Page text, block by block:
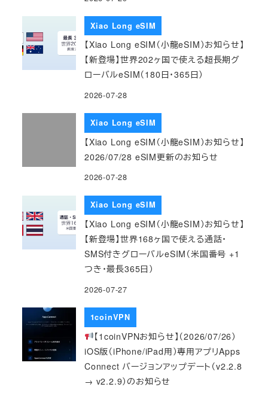
Xiao Long eSIM
【Xiao Long eSIM（小龍eSIM）お知らせ】
【新登場】世界202ヶ国で使える超長期グ
ローバルeSIM（180日・365日）
2026-07-28
Xiao Long eSIM
【Xiao Long eSIM（小龍eSIM）お知らせ】
2026/07/28 eSIM更新のお知らせ
2026-07-28
Xiao Long eSIM
【Xiao Long eSIM（小龍eSIM）お知らせ】
【新登場】世界168ヶ国で使える通話・
SMS付きグローバルeSIM（米国番号 +1
つき・最長365日）
2026-07-27
1coinVPN
【1coinVPNお知らせ】（2026/07/26）
iOS版（iPhone/iPad用）専用アプリApps
Connect バージョンアップデート（v2.2.8
→ v2.2.9）のお知らせ